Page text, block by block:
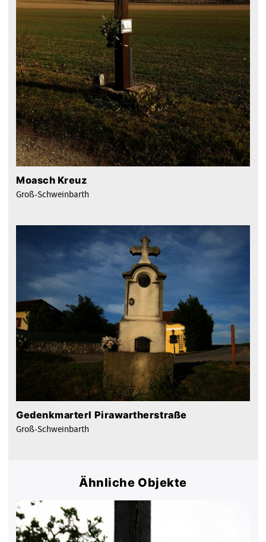
Moasch Kreuz
Groß-Schweinbarth
Gedenkmarterl Pirawartherstraße
Groß-Schweinbarth
Ähnliche Objekte